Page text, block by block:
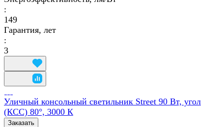
:
149
Гарантия, лет
:
3
Уличный консольный светильник Street 90 Вт, угол
(КСС) 80°, 3000 К
Заказать